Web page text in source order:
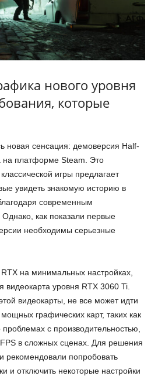
нового уровня
которые
новая сенсация: демоверсия Half-
на платформе Steam. Это
игры предлагает
увидеть знакомую историю в
современным
как показали первые
необходимы серьезные
на минимальных настройках,
видеокарта уровня RTX 3060 Ti.
видеокарты, не все может идти
графических карт, таких как
с производительностью,
в сложных сценах. Для решения
рекомендовали попробовать
и отключить некоторые настройки